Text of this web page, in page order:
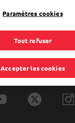
Paramètres cookies
Tout refuser
Accepter les cookies